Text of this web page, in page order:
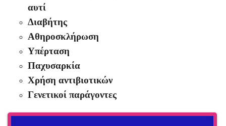
αυτί
Διαβήτης
Αθηροσκλήρωση
Υπέρταση
Παχυσαρκία
Χρήση αντιβιοτικών
Γενετικοί παράγοντες